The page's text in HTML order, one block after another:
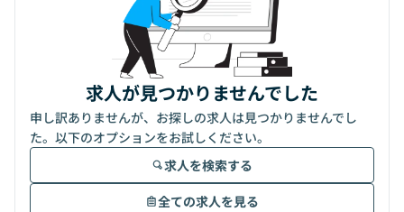
求人が見つかりませんでした
申し訳ありませんが、お探しの求人は見つかりませんでし
た。以下のオプションをお試しください。
求人を検索する
全ての求人を見る